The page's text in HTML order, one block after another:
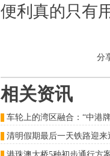
便利真的只有
分
相关资讯
车轮上的湾区融合：“中港